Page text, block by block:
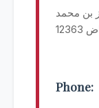
بن محمد
Phone: